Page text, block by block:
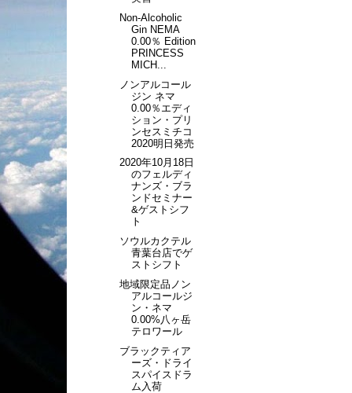
Non-Alcoholic
Gin NEMA
0.00％ Edition
PRINCESS
MICH...
ノンアルコール
ジン ネマ
0.00％エディ
ション・プリ
ンセスミチコ
2020明日発売
2020年10月18日
のフェルディ
ナンズ・ブラ
ンドセミナー
&ゲストシフ
ト
ソウルカクテル
青葉台店でゲ
ストシフト
地域限定品ノン
アルコールジ
ン・ネマ
0.00%八ヶ岳
テロワール
ブラックティア
ーズ・ドライ
スパイスドラ
ム入荷